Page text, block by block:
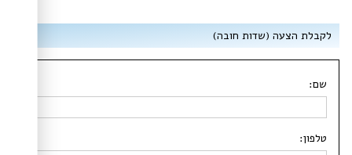
לקבלת הצעה (שדות חובה)
שם:
טלפון: